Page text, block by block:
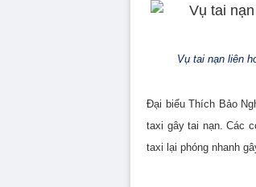
Vụ tai nạn liên
Đại biểu Thích Bảo
taxi gây tai nạn. Các
taxi lại phóng nhanh